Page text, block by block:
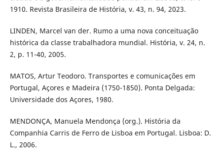
1910. Revista Brasileira de História, v. 43, n. 94, 2023.
LINDEN, Marcel van der. Rumo a uma nova conceituação
histórica da classe trabalhadora mundial. História, v. 24, n.
2, p. 11-40, 2005.
MATOS, Artur Teodoro. Transportes e comunicações em
Portugal, Açores e Madeira (1750-1850). Ponta Delgada:
Universidade dos Açores, 1980.
MENDONÇA, Manuela Mendonça (org.). História da
Companhia Carris de Ferro de Lisboa em Portugal. Lisboa: D.
L., 2006.